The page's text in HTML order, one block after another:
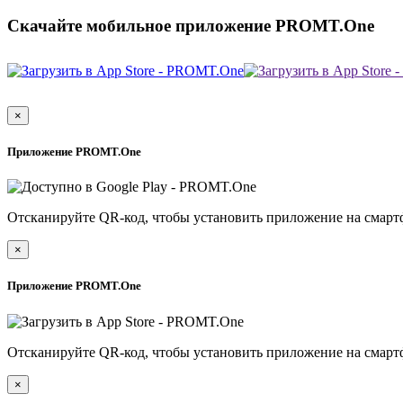
Скачайте мобильное приложение PROMT.One
×
Приложение PROMT.One
Отсканируйте QR-код, чтобы установить приложение на
×
Приложение PROMT.One
Отсканируйте QR-код, чтобы установить приложение на
×